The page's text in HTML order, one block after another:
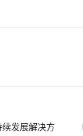
续发展解决方